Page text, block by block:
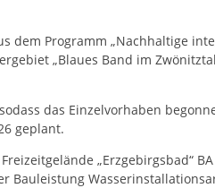
dem Programm „Nachhaltige
„Blaues Band im
das Einzelvorhaben
geplant.
„Erzgebirgsbad“ BA
Bauleistung